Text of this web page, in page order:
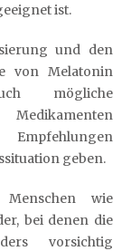
ist.
und den
von Melatonin
mögliche
geben.
wie
bei denen die
vorsichtig